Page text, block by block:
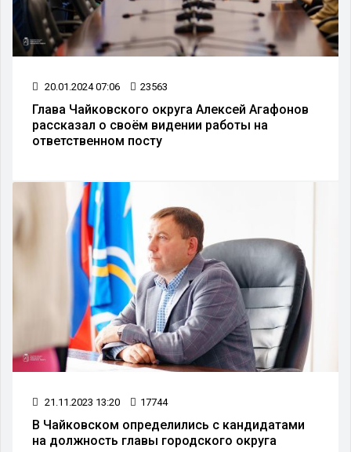
20.01.2024 07:06 23563
Глава Чайковского округа Алексей Агафонов
рассказал о своём видении работы на
ответственном посту
21.11.2023 13:20 17744
В Чайковском определились с кандидатами
на должность главы городского округа